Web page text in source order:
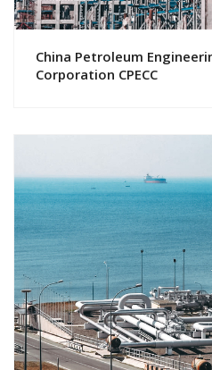
China Petroleum
Corporation CPECC
Смотреть